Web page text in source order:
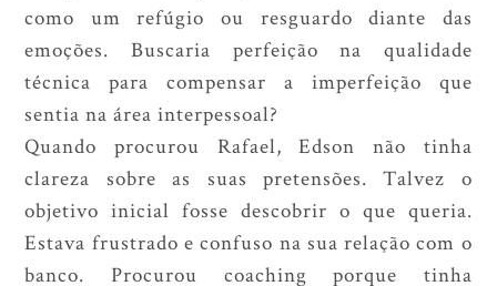
como um refúgio ou resguardo diante das
emoções. Buscaria perfeição na qualidade
técnica para compensar a imperfeição que
sentia na área interpessoal?
Quando procurou Rafael, Edson não tinha
clareza sobre as suas pretensões. Talvez o
objetivo inicial fosse descobrir o que queria.
Estava frustrado e confuso na sua relação com o
banco. Procurou coaching porque tinha